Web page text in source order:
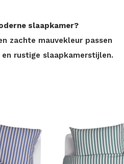
slaapkamer?
zachte mauvekleur passen
rustige slaapkamerstijlen.